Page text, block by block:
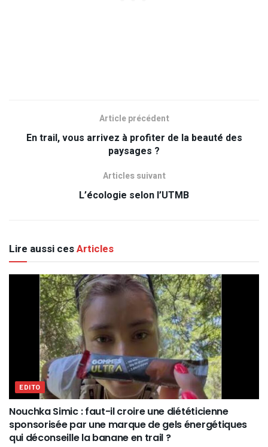
Article précédent
En trail, vous arrivez à profiter de la beauté des
paysages ?
Articles suivant
L’écologie selon l’UTMB
Lire aussi cesArticles
EDITO
Nouchka Simic : faut-il croire une diététicienne
sponsorisée par une marque de gels énergétiques
qui déconseille la banane en trail ?